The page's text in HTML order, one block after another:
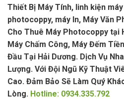
Thiết Bị Máy Tính, linh kiện
photocoppy, máy In, Máy Văn
Cho Thuê Máy Photocoppy tại
Máy Chấm Công, Máy Đếm
Đầu Tại Hải Dương. Dịch Vụ
Lượng. Với Đội Ngũ Kỹ Thuật
Cao. Đảm Bảo Sẽ Làm Quý
Lòng. Hotline: 0934.335.792